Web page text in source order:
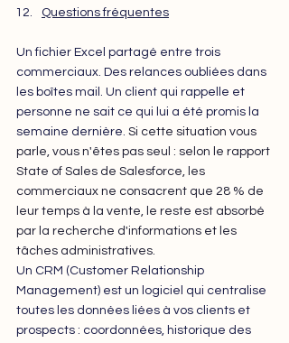
Questions fréquentes
Un fichier Excel partagé entre trois
commerciaux. Des relances oubliées dans
les boîtes mail. Un client qui rappelle et
personne ne sait ce qui lui a été promis la
semaine dernière. Si cette situation vous
parle, vous n'êtes pas seul : selon le rapport
State of Sales de Salesforce, les
commerciaux ne consacrent que 28 % de
leur temps à la vente, le reste est absorbé
par la recherche d'informations et les
tâches administratives.
Un CRM (Customer Relationship
Management) est un logiciel qui centralise
toutes les données liées à vos clients et
prospects : coordonnées, historique des